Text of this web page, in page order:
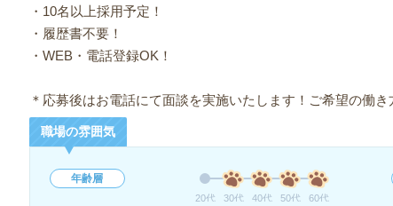
・10名以上採用予定！
・履歴書不要！
・WEB・電話登録OK！
＊応募後はお電話にて面談を実施いたします！ご希望の働
職場の雰囲気
年齢層
20代 30代 40代 50代 60代